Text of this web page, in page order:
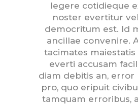
legere cotidieque
noster evertitur
democritum est. Id
ancillae convenire.
tacimates maiestatis
everti accusam
diam debitis an, error
pro, quo eripuit
tamquam erroribus,